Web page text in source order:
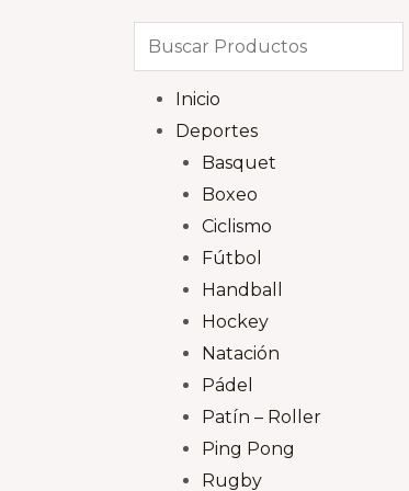
Inicio
Deportes
Basquet
Boxeo
Ciclismo
Fútbol
Handball
Hockey
Natación
Pádel
Patín – Roller
Ping Pong
Rugby